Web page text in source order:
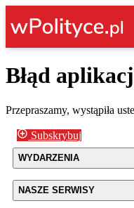
Błąd
Przepraszamy, wystąpiła
Subskrybuj
WYDARZENIA
NASZE SERWISY